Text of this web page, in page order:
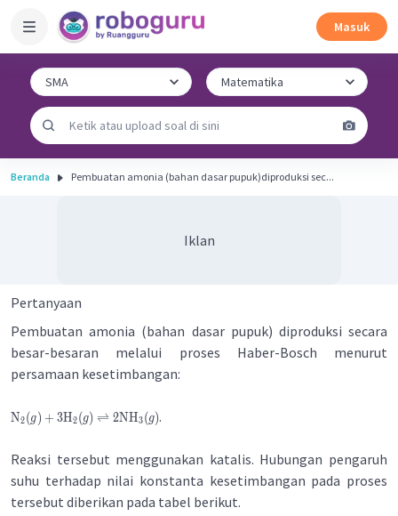
Masuk
Beranda Pembuatan amonia (bahan dasar pupuk)diproduksi sec...
Iklan
Pertanyaan
Pembuatan amonia (bahan dasar pupuk) diproduksi secara
besar-besaran melalui proses Haber-Bosch menurut
persamaan kesetimbangan:
N2(g) + 3H2(g) ⇌ 2NH3(g).
Reaksi tersebut menggunakan katalis. Hubungan pengaruh
suhu terhadap nilai konstanta kesetimbangan pada proses
tersebut diberikan pada tabel berikut.